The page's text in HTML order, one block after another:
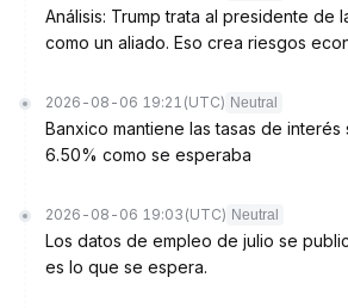
Análisis: Trump trata al presidente de
como un aliado. Eso crea riesgos
2026-08-06 19:21 (UTC) Neutral
Banxico mantiene las tasas de interés
6.50% como se esperaba
2026-08-06 19:03 (UTC) Neutral
Los datos de empleo de julio se
es lo que se espera.